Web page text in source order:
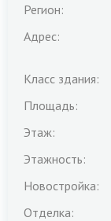
Регион:
Адрес:
Класс здания:
Площадь:
Этаж:
Этажность:
Новостройка:
Отделка: